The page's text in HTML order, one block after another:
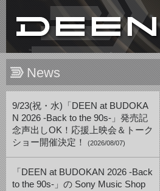
News
9/23(祝・水)「DEEN at BUDOKA
N 2026 -Back to the 90s-」発売記
念声出しOK！応援上映会＆トーク
ショー開催決定！
(2026/08/07)
「DEEN at BUDOKAN 2026 -Back
to the 90s-」の Sony Music Shop